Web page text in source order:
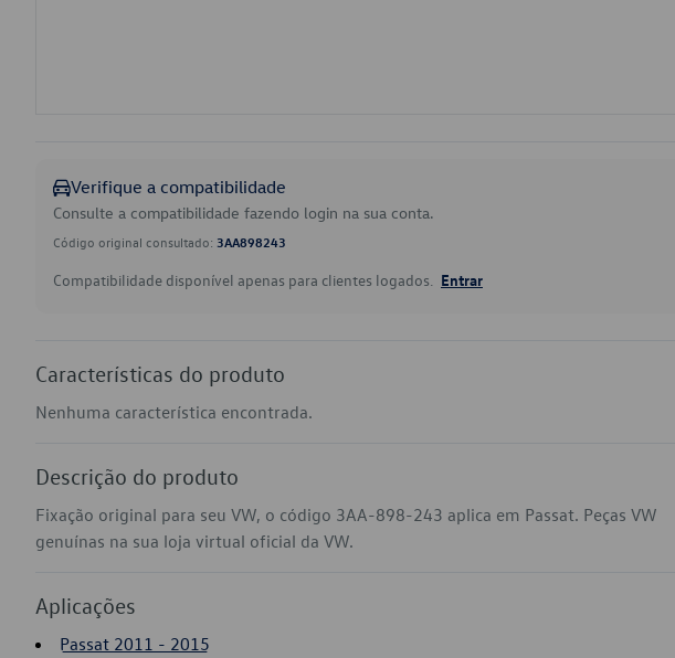
Verifique a compatibilidade
Consulte a compatibilidade fazendo login na sua conta.
Código original consultado: 3AA898243
Compatibilidade disponível apenas para clientes logados. Entrar
Características do produto
Nenhuma característica encontrada.
Descrição do produto
Fixação original para seu VW, o código 3AA-898-243 aplica em Passat. Peças VW
genuínas na sua loja virtual oficial da VW.
Aplicações
Passat 2011 - 2015